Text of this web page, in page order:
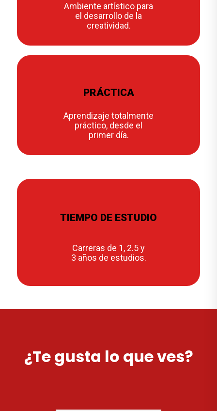
Ambiente artístico para
el desarrollo de la
creatividad.
PRÁCTICA
Aprendizaje totalmente
práctico, desde el
primer día.
TIEMPO DE ESTUDIO
Carreras de 1, 2.5 y
3 años de estudios.
¿Te gusta lo que ves?